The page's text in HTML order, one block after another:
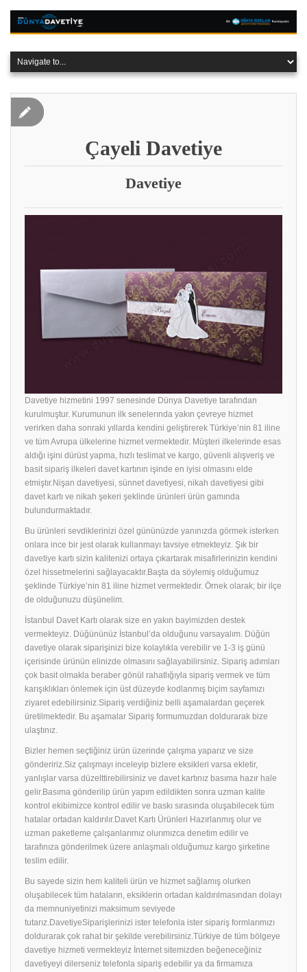
Çayeli Davetiye
Davetiye
Davetiye hizmetini 1997 senesinde Dünya Davetiye tarafından
kurulmuştur. Kurumunun ilk senelerında yakın çevreye hizmet
verirken daha sonraki yıllarda kendini geliştirerek Türkiye’nin 81 iline
ve tüm Avrupa ülkelerine hizmet vermektedir. Müşteri ilkelerinde esas
aldığı işini dürüst yapma, hızlı teslimat ve kargo, güvenli alışveriş ve
basit sipariş ilkeleri davet kartının işinde en iyisi olmasını elde
etmiştır.Nişan davetiyesi, sünnet davetiyesi, nikah davetiyesi gibi
davet kartı ve nikah şekeri şeklinde ürünleri ürün gamında
bulundurmaktadır.
Bu ürünleri sevdiklerinizi özel gününüzde yanınızda görmek isterken
onlara ince bir jest olarak kullanmayı tavsiye etmekteyiz. Şık bir
davetiye kartı sizin kalitenizi ortaya çıkartarak misafirlerinizin kendini
özel hissetmelerini sağlayacaktır.Başta da söylemiş olduğumuz
şeklinde Türkiye’nin 81 iline hizmet vermektedir. Örnek olarak; bir ilçe
de olduğunuzu düşünelim.
İstanbul Davet Kartı olarak size en yakın bayimizden destek
vermekteyiz. Düğününüz İstanbul’da olduğunu varsayalım. Düğün
davetiye olarak siparişinizi bize kolaylıkla verebilir ve 1-3 iş günü
içerisinde ürünün elinizde olmasını sağlayabilirsiniz. Sipariş adımları
çok basit olmakla beraber gönül rahatlığıyla sipariş vermek ve tüm
karışıklıkları önlemek için üst düzeyde kodlanmış biçim sayfamızı
ziyaret edebilirsiniz.Sipariş verdiğiniz belli aşamalardan geçerek
üretilmektedir. Bu aşamalar Sipariş formumuzdan doldurarak bize
ulaştınız.
Bizler hemen seçtiğiniz ürün üzerinde çalışma yaparız ve size
göndeririz.Siz çalışmayı inceleyip bizlere eksikleri varsa ekletir,
yanlışlar varsa düzelttirebilirsiniz ve davet kartınız basıma hazır hale
gelir.Basıma gönderilip ürün yapım edildikten sonra uzman kalite
kontrol ekibimizce kontrol edilir ve baskı sırasında oluşabilecek tüm
hatalar ortadan kaldırılır.Davet Kartı Ürünleri Hazırlanmış olur ve
uzman paketleme çalışanlarımız olurımızca denetim edilir ve
tarafınıza gönderilmek üzere anlaşmalı olduğumuz kargo şirketine
teslim edilir.
Bu sayede sizin hem kaliteli ürün ve hizmet sağlamış olurken
oluşabilecek tüm hataların, eksiklerin ortadan kaldırılmasından dolayı
da memnuniyetinizi maksimum seviyede
tutarız.DavetiyeSiparişlerinizi ister telefonla ister sipariş formlarımızı
doldurarak çok rahat bir şekilde verebilirsiniz.Türkiye de tüm bölgeye
davetiye hizmeti vermekteyiz İnternet sitemizden beğeneceğiniz
davetiyeyi dilerseniz telefonla sipariş edebilir ya da firmamıza